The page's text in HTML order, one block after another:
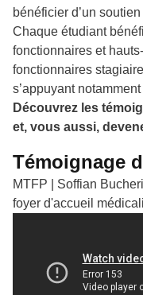
bénéficier d’un
Chaque étudiant
fonctionnaires et
fonctionnaires
s’appuyant
Découvrez les
et, vous aussi,
Témoignage
MTFP | Soffian
foyer d'accueil